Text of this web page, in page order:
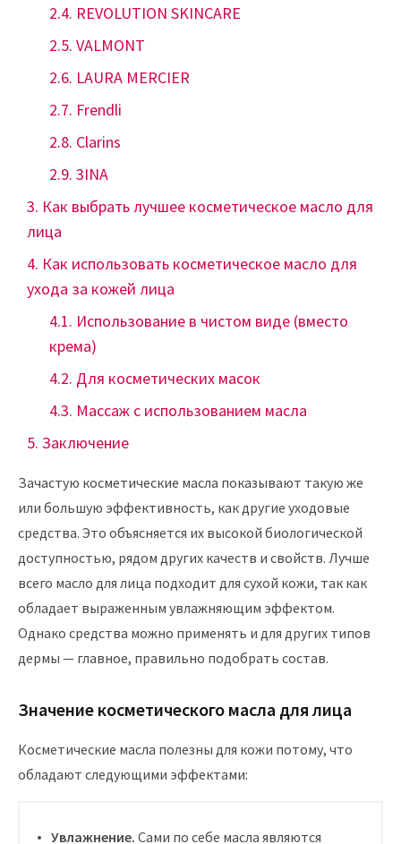
REVOLUTION SKINCARE
VALMONT
LAURA MERCIER
Frendli
Clarins
3INA
Как выбрать лучшее косметическое масло для
лица
Как использовать косметическое масло для
ухода за кожей лица
Использование в чистом виде (вместо
крема)
Для косметических масок
Массаж с использованием масла
Заключение
Зачастую косметические масла показывают такую же
или большую эффективность, как другие уходовые
средства. Это объясняется их высокой биологической
доступностью, рядом других качеств и свойств. Лучше
всего масло для лица подходит для сухой кожи, так как
обладает выраженным увлажняющим эффектом.
Однако средства можно применять и для других типов
дермы — главное, правильно подобрать состав.
Значение косметического масла для лица
Косметические масла полезны для кожи потому, что
обладают следующими эффектами:
Увлажнение. Сами по себе масла являются